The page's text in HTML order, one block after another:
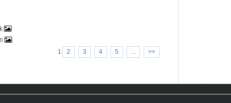
1 2 3 4 5 ... >>